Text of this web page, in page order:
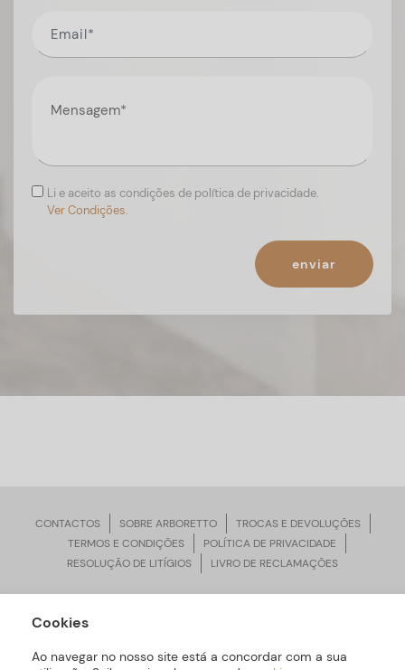
Li e aceito as condições de política de privacidade.
Ver Condições.
enviar
CONTACTOS SOBRE ARBORETTO
TROCAS E DEVOLUÇÕES
TERMOS E CONDIÇÕES
POLÍTICA DE PRIVACIDADE
RESOLUÇÃO DE LITÍGIOS
LIVRO DE RECLAMAÇÕES
ARBORETTO © Todos os Direitos Reservados | Desenvolvido por
Cookies
Ao navegar no nosso site está a concordar com a sua